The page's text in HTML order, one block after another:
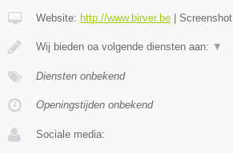
Website: http://www.birver.be Screenshot
Wij bieden oa volgende diensten aan: ▼
Diensten onbekend
Openingstijden onbekend
Sociale media: